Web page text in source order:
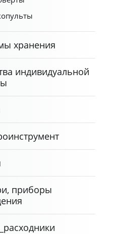
хранения
индивидуальной
приборы